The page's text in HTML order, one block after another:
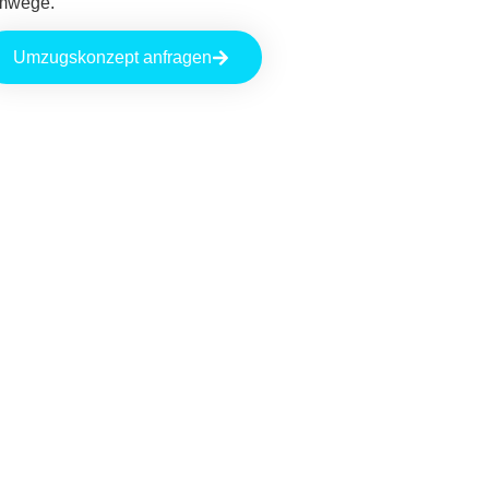
Umzugskonzept anfragen